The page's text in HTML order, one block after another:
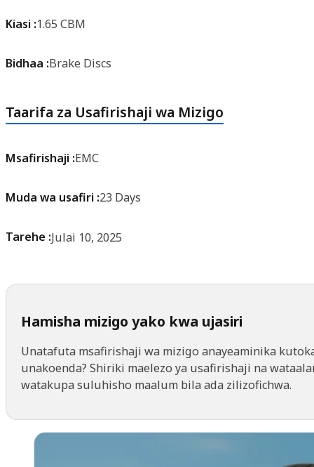
Kiasi :1.65 CBM
Bidhaa :Brake Discs
Taarifa za Usafirishaji wa Mizigo
Msafirishaji :EMC
Muda wa usafiri :23 Days
Tarehe :Julai 10, 2025
Hamisha mizigo yako kwa ujasiri
Unatafuta msafirishaji wa mizigo anayeaminika
unakoenda? Shiriki maelezo ya usafirishaji na
watakupa suluhisho maalum bila ada zilizofichwa.